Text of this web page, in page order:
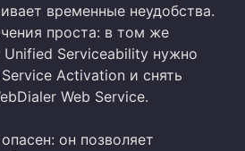
временные неудобства.
проста: в том же
Unified Serviceability нужно
Activation и снять
Web Service.
он позволяет